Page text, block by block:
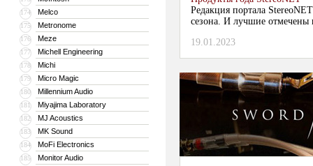
174 Melco
175 Metronome
176 Meze
177 Michell Engineering
178 Michi
179 Micro Magic
180 Millennium Audio
181 Miyajima Laboratory
182 MJ Acoustics
183 MK Sound
184 MoFi Electronics
185 Monitor Audio
Редакция портала
сезона. И лучшие отмечены
19.01.2023